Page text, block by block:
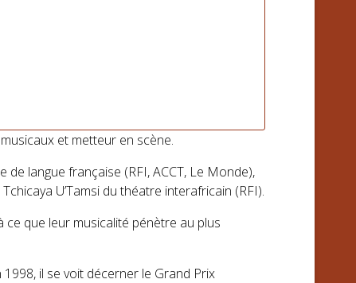
et metteur en scène.
langue française (RFI, ACCT, Le Monde),
U’Tamsi du théatre interafricain (RFI).
ce que leur musicalité pénètre au plus
1998, il se voit décerner le Grand Prix